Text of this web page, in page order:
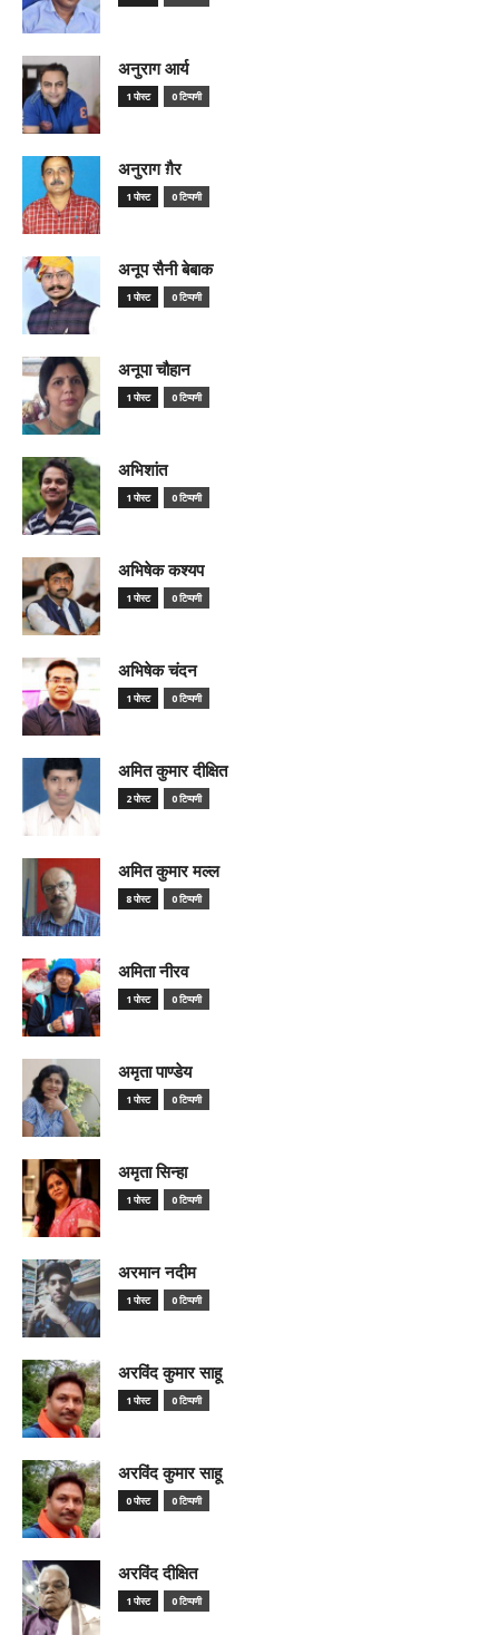
अनुराग आर्य
1 पोस्ट 0 टिप्पणी
अनुराग ग़ैर
1 पोस्ट 0 टिप्पणी
अनूप सैनी बेबाक
1 पोस्ट 0 टिप्पणी
अनूपा चौहान
1 पोस्ट 0 टिप्पणी
अभिशांत
1 पोस्ट 0 टिप्पणी
अभिषेक कश्यप
1 पोस्ट 0 टिप्पणी
अभिषेक चंदन
1 पोस्ट 0 टिप्पणी
अमित कुमार दीक्षित
2 पोस्ट 0 टिप्पणी
अमित कुमार मल्ल
8 पोस्ट 0 टिप्पणी
अमिता नीरव
1 पोस्ट 0 टिप्पणी
अमृता पाण्डेय
1 पोस्ट 0 टिप्पणी
अमृता सिन्हा
1 पोस्ट 0 टिप्पणी
अरमान नदीम
1 पोस्ट 0 टिप्पणी
अरविंद कुमार साहू
1 पोस्ट 0 टिप्पणी
अरविंद कुमार साहू
0 पोस्ट 0 टिप्पणी
अरविंद दीक्षित
1 पोस्ट 0 टिप्पणी